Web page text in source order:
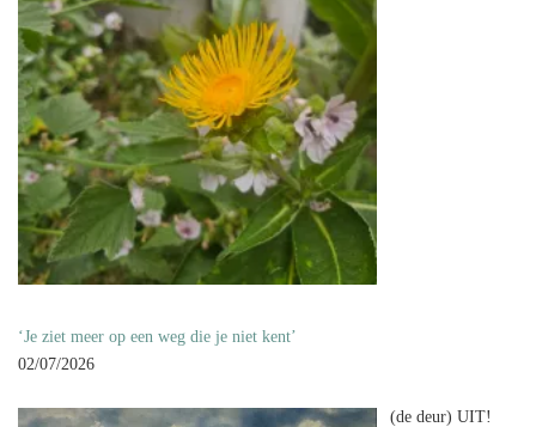
‘Je ziet meer op een weg die je niet kent’
02/07/2026
(de deur) UIT!